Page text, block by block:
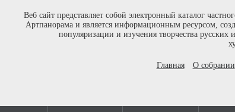
Веб сайт представляет собой электронный каталог
Артпанорама и является информационным ресурсом,
популяризации и изучения творчества русских
Главная О собрании